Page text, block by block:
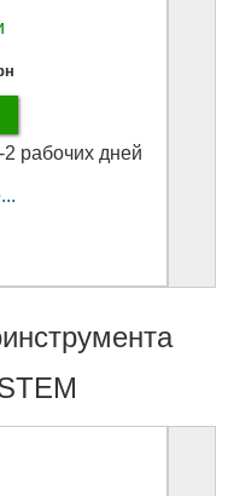
2 рабочих дней